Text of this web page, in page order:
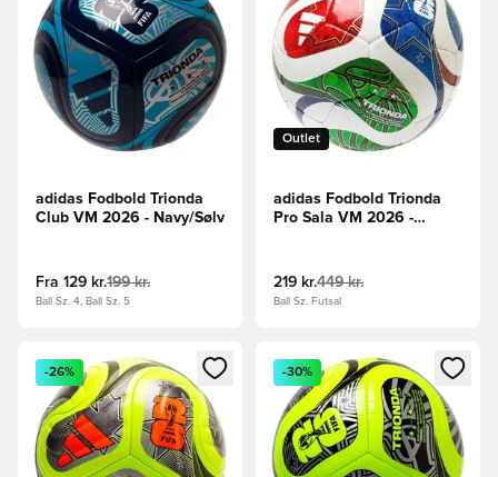
adidas Fodbold Trionda
Club VM 2026 - Navy/Sølv
Fra 129 kr.199 kr.
Ball Sz. 4, Ball Sz. 5
Outlet
adidas Fodbold Trionda
Pro Sala VM 2026 -
219 kr.449 kr.
Ball Sz. Futsal
Åbner en Modal til at logge ind eller tilmelde dig som
-26%
Åbner en Modal til at logge
-30%